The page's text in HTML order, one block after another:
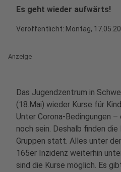
Es geht wieder aufwärts!
Veröffentlicht: Montag,
Anzeige
Das Jugendzentrum in
(18.Mai) wieder Kurse für
Unter Corona-Bedingungen
noch sein. Deshalb finden
Gruppen statt. Alles unter
165er Inzidenz weiterhin
sind die Kurse möglich. Es